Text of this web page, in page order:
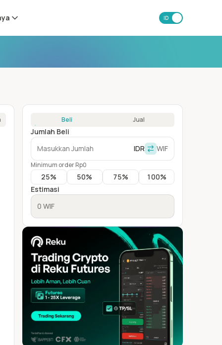
ID
Beli Jual
Jumlah Beli
IDR
WIF
Minimum order Rp0
25% 50% 75% 100%
Estimasi
0 WIF